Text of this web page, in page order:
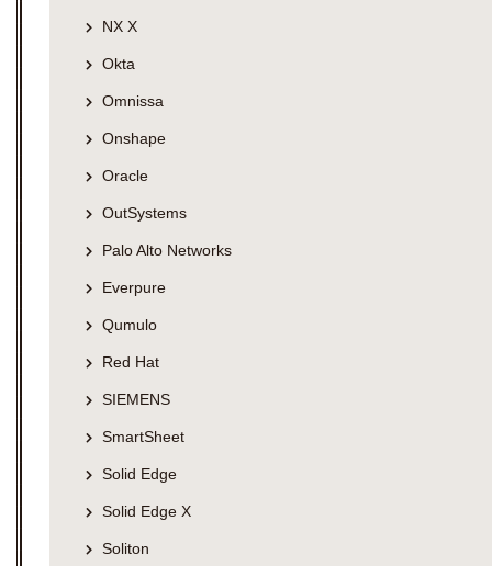
NX X
Okta
Omnissa
Onshape
Oracle
OutSystems
Palo Alto Networks
Everpure
Qumulo
Red Hat
SIEMENS
SmartSheet
Solid Edge
Solid Edge X
Soliton